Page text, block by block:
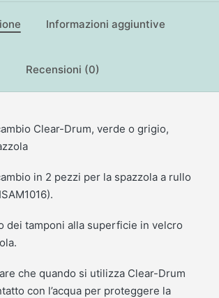
Informazioni aggiuntive
Recensioni (0)
Clear-Drum, verde o grigio,
in 2 pezzi per la spazzola a rullo
dei tamponi alla superficie in velcro
che quando si utilizza Clear-Drum
con l’acqua per proteggere la